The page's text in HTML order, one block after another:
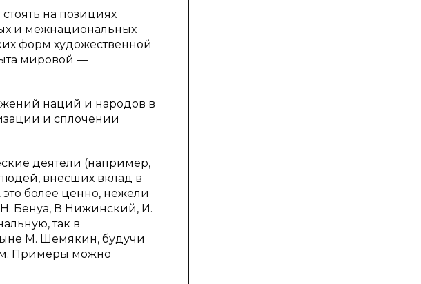
на позициях
и межнациональных
форм художественной
мировой —
наций и народов в
и сплочении
деятели (например,
внесших вклад в
более ценно, нежели
Н. Бенуа, В Нижинский, И.
так в
М. Шемякин, будучи
Примеры можно